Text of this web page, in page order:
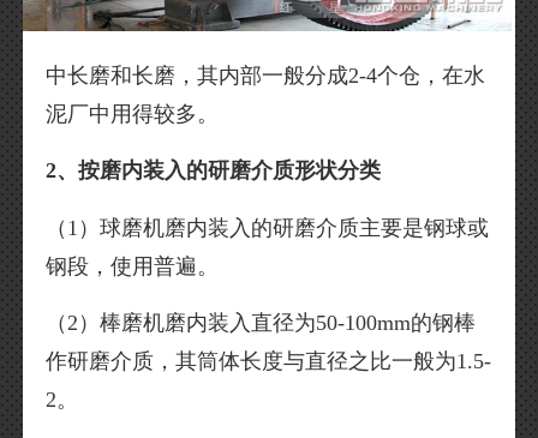
中长磨和长磨，其内部一般分成2-4个仓，在水
泥厂中用得较多。
2、按磨内装入的研磨介质形状分类
（1）球磨机磨内装入的研磨介质主要是钢球或
钢段，使用普遍。
（2）棒磨机磨内装入直径为50-100mm的钢棒
作研磨介质，其筒体长度与直径之比一般为1.5-
2。